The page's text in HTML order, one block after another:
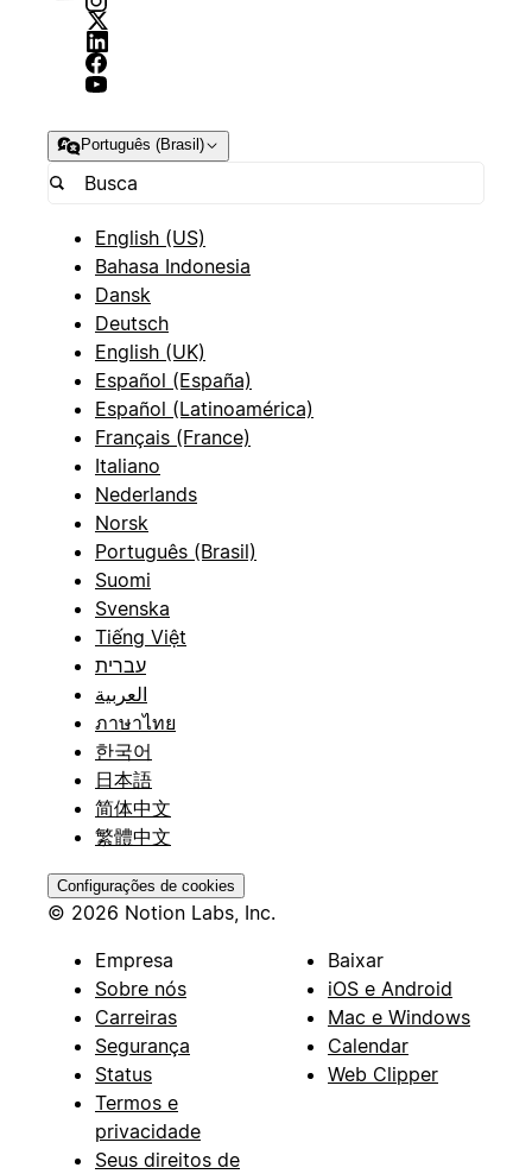
Português (Brasil)
English (US)
Bahasa Indonesia
Dansk
Deutsch
English (UK)
Español (España)
Español (Latinoamérica)
Français (France)
Italiano
Nederlands
Norsk
Português (Brasil)
Suomi
Svenska
Tiếng Việt
עברית
العربية
ภาษาไทย
한국어
日本語
简体中文
繁體中文
Configurações de cookies
© 2026 Notion Labs, Inc.
Empresa
Sobre nós
Carreiras
Segurança
Status
Termos e
privacidade
Seus direitos de
Baixar
iOS e Android
Mac e Windows
Calendar
Web Clipper